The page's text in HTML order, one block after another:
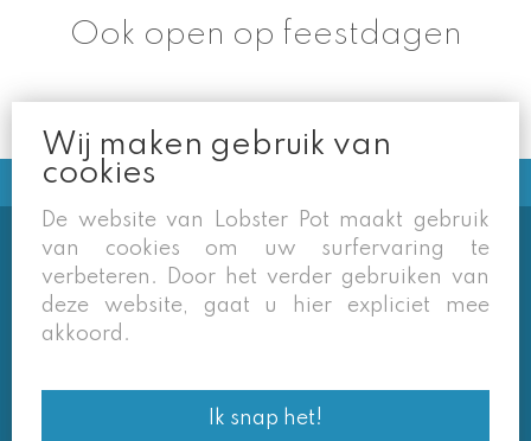
Ook open op feestdagen
Soms vermelden derden sites
(google/overzichtssites) een tarief dat niet meer
van toepassing is. Enkel de prijzen op onze eigen
recht voor om ook van daar geafficheerde prijzen
af te wijken.
Wij maken gebruik van
cookies
De website van Lobster Pot maakt gebruik
van cookies om uw surfervaring te
verbeteren. Door het verder gebruiken van
deze website, gaat u hier expliciet mee
akkoord.
Ik snap het!